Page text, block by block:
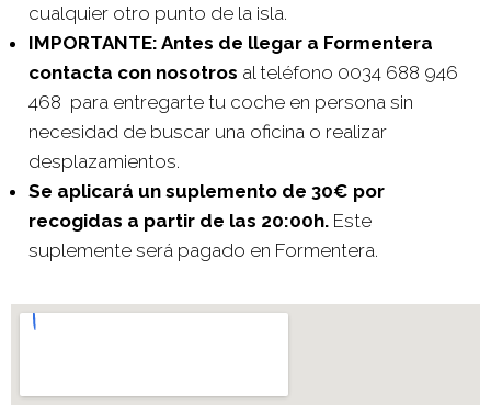
cualquier otro punto de la isla.
IMPORTANTE: Antes de llegar a Formentera
contacta con nosotros al teléfono 0034 688 946
468 para entregarte tu coche en persona sin
necesidad de buscar una oficina o realizar
desplazamientos.
Se aplicará un suplemento de 30€ por
recogidas a partir de las 20:00h.Este
suplemente será pagado en Formentera.